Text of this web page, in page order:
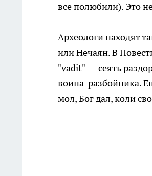
все полюбили). Это
Археологи находят
или Нечаян. В
"vadit" — сеять
воина-разбойника.
мол, Бог дал, коли